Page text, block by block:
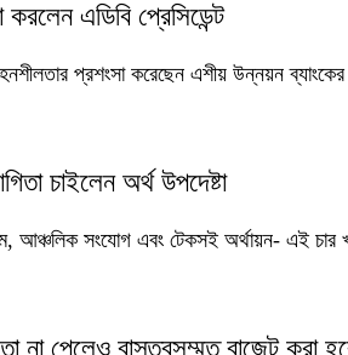
এডিবি প্রেসিডেন্ট
প্রশংসা করেছেন এশীয় উন্নয়ন ব্যাংকের
চাইলেন অর্থ উপদেষ্টা
আঞ্চলিক সংযোগ এবং টেকসই অর্থায়ন- এই
পেলেও বাস্তবসম্মত বাজেট করা